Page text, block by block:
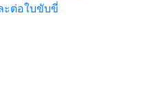
ต่อใบขับขี่